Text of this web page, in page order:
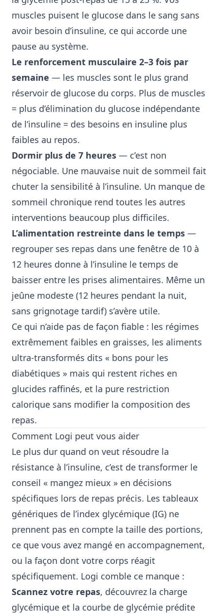
muscles puisent le glucose dans le sang sans
avoir besoin d’insuline, ce qui accorde une
pause au système.
Le renforcement musculaire 2–3 fois par
semaine — les muscles sont le plus grand
réservoir de glucose du corps. Plus de muscles
= plus d’élimination du glucose indépendante
de l’insuline = des besoins en insuline plus
faibles au repos.
Dormir plus de 7 heures — c’est non
négociable. Une mauvaise nuit de sommeil fait
chuter la sensibilité à l’insuline. Un manque de
sommeil chronique rend toutes les autres
interventions beaucoup plus difficiles.
L’alimentation restreinte dans le temps —
regrouper ses repas dans une fenêtre de 10 à
12 heures donne à l’insuline le temps de
baisser entre les prises alimentaires. Même un
jeûne modeste (12 heures pendant la nuit,
sans grignotage tardif) s’avère utile.
Ce qui n’aide pas de façon fiable : les régimes
extrêmement faibles en graisses, les aliments
ultra-transformés dits « bons pour les
diabétiques » mais qui restent riches en
glucides raffinés, et la pure restriction
calorique sans modifier la composition des
repas.
Comment Logi peut vous aider
Le plus dur quand on veut résoudre la
résistance à l’insuline, c’est de transformer le
conseil « mangez mieux » en décisions
spécifiques lors de repas précis. Les tableaux
génériques de l’index glycémique (IG) ne
prennent pas en compte la taille des portions,
ce que vous avez mangé en accompagnement,
ou la façon dont votre corps réagit
spécifiquement. Logi comble ce manque :
Scannez votre repas, découvrez la charge
glycémique et la courbe de glycémie prédite